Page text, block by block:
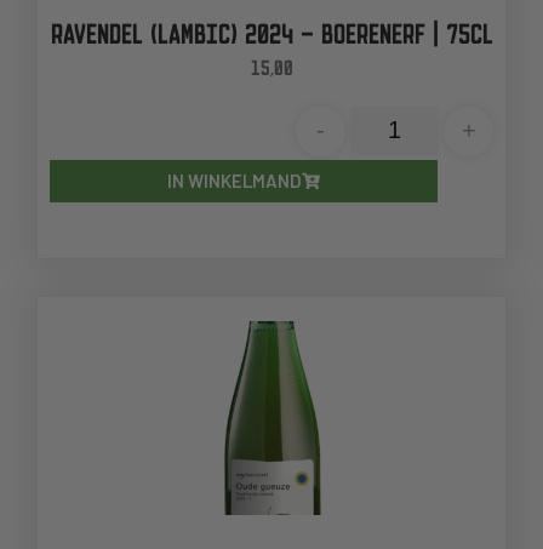
RAVENDEL (LAMBIC) 2024 – BOERENERF | 75CL
15,00
- +
IN WINKELMAND